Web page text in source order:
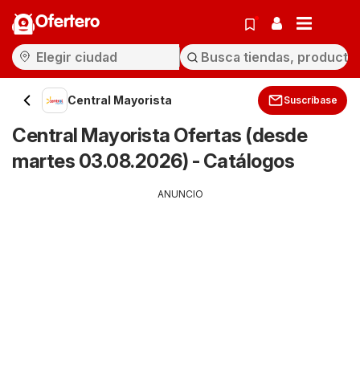
Ofertero
Central Mayorista Suscríbase
Central Mayorista Ofertas (desde
martes 03.08.2026) - Catálogos
ANUNCIO